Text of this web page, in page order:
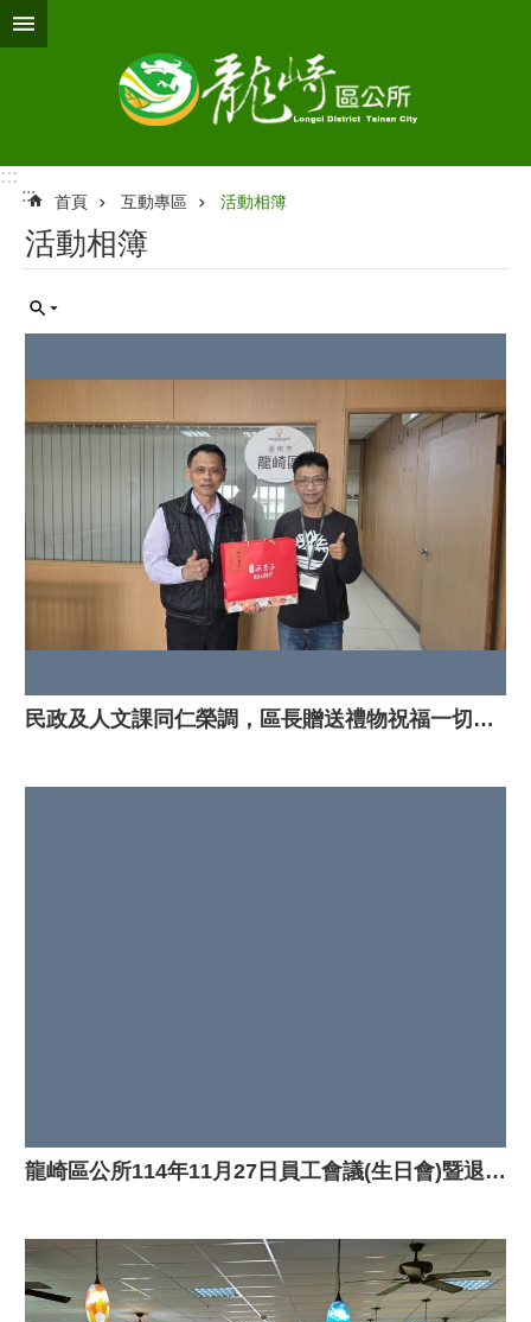
跳到主要內容區塊
:::
:::
首頁 互動專區 活動相簿
活動相簿
民政及人文課同仁榮調，區長贈送禮物祝福一切順利
龍崎區公所114年11月27日員工會議(生日會)暨退休歡送會